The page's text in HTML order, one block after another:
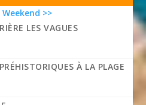
>>
LES VAGUES
À LA PLAGE